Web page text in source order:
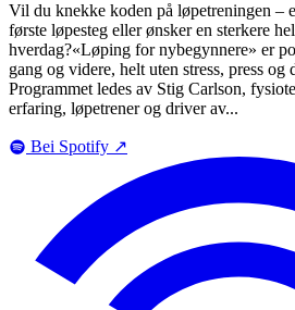
Vil du knekke koden på løpetreningen –
første løpesteg eller ønsker en sterkere
hverdag?​«Løping for nybegynnere» er
gang og videre, helt uten stress, press og
Programmet ledes av Stig Carlson,
erfaring, løpetrener og driver av...
Bei Spotify ↗